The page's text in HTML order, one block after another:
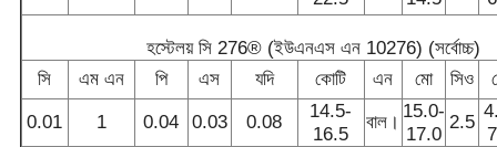
হস্টেলয় সি 276® (ইউএনএস এন 10276) (সর্বোচ্চ)
সি
এম এন পি এস যদি কোটি এন মো সিও
0.01
1 0.04 0.03 0.08
14.5-
16.5
বাল। 15.0-
17.0
2.5